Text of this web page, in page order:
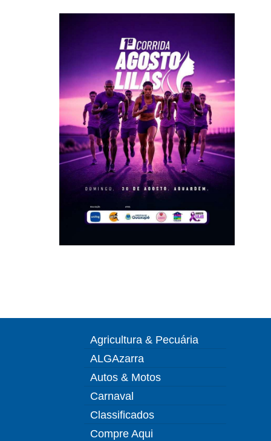
Agricultura & Pecuária
ALGAzarra
Autos & Motos
Carnaval
Classificados
Compre Aqui